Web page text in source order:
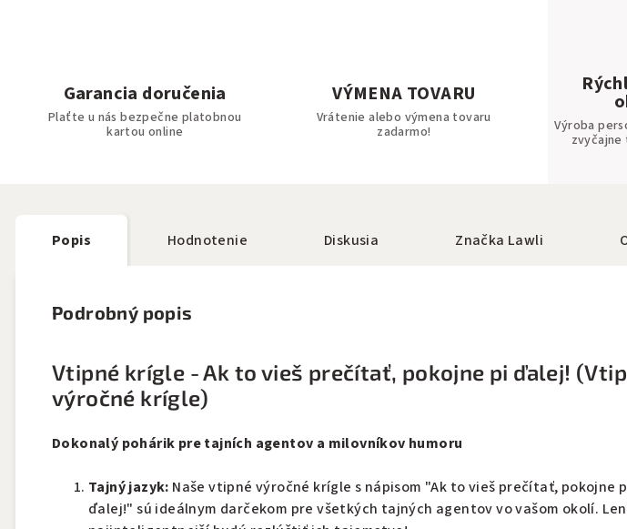
Garancia doručenia
Plaťte u nás bezpečne platobnou
kartou online
VÝMENA TOVARU
Vrátenie alebo výmena tovaru
zadarmo!
Výroba
zvyčajne
Popis Hodnotenie Diskusia Značka Lawli
Podrobný popis
Vtipné krígle - Ak to vieš prečítať, pokojne pi ďalej!
výročné krígle)
Dokonalý pohárik pre tajních agentov a milovníkov humoru
Tajný jazyk: Naše vtipné výročné krígle s nápisom "Ak to vieš prečítať, pokojne
ďalej!" sú ideálnym darčekom pre všetkých tajných agentov vo vašom okolí.